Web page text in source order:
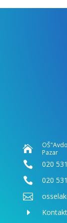

Pazar
 020
 020

E Kontakt